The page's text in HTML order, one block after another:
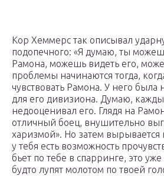
Кор Хеммерс так описывал
подопечного: «Я думаю, ты
Рамона, можешь видеть его,
проблемы начинаются тогда,
чувствовать Рамона. У него была
для его дивизиона. Думаю,
недооценивал его. Глядя на
отличный боец, внушительно
харизмой». Но затем
у тебя есть возможность
бьет по тебе в спарринге, это
будто лупят молотом по твоей